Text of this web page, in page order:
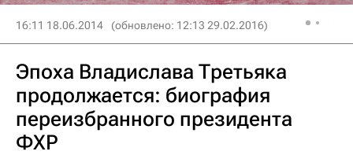
16:11 18.06.2014 (обновлено: 12:13 29.02.2016)
Эпоха Владислава Третьяка
продолжается: биография
переизбранного президента
ФХР